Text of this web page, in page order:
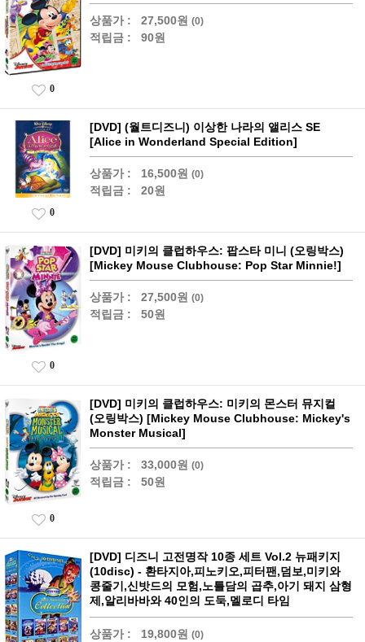
상품가 : 27,500원 (0)
적립금 : 90원
0
[DVD] (월트디즈니) 이상한 나라의 앨리스 SE
[Alice in Wonderland Special Edition]
상품가 : 16,500원 (0)
적립금 : 20원
0
[DVD] 미키의 클럽하우스: 팝스타 미니 (오링박스)
[Mickey Mouse Clubhouse: Pop Star Minnie!]
상품가 : 27,500원 (0)
적립금 : 50원
0
[DVD] 미키의 클럽하우스: 미키의 몬스터 뮤지컬
(오링박스) [Mickey Mouse Clubhouse: Mickey's
Monster Musical]
상품가 : 33,000원 (0)
적립금 : 50원
0
[DVD] 디즈니 고전명작 10종 세트 Vol.2 뉴패키지
(10disc) - 환타지아,피노키오,피터팬,덤보,미키와
콩줄기,신밧드의 모험,노틀담의 곱추,아기 돼지 삼형
제,알리바바와 40인의 도둑,멜로디 타임
상품가 : 19,800원 (0)